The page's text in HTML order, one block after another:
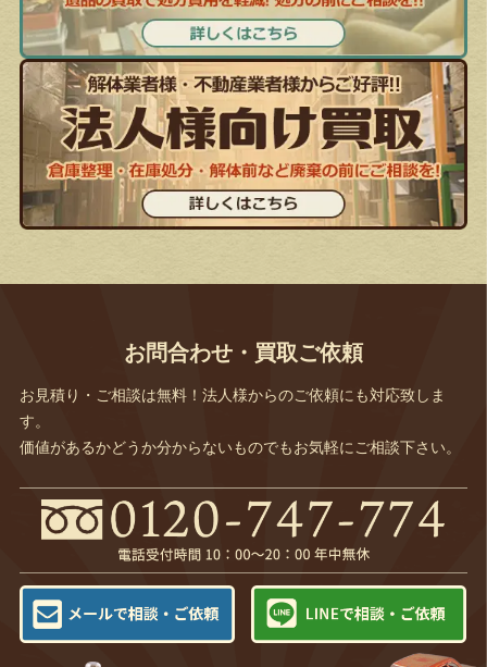
お問合わせ・買取ご依頼
お見積り・ご相談は無料！法人様からのご依頼にも対応致しま
す。
価値があるかどうか分からないものでもお気軽にご相談下さい。